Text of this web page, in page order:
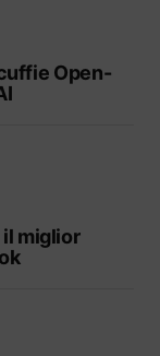
Open-
il miglior